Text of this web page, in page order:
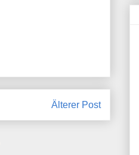
Älterer Post